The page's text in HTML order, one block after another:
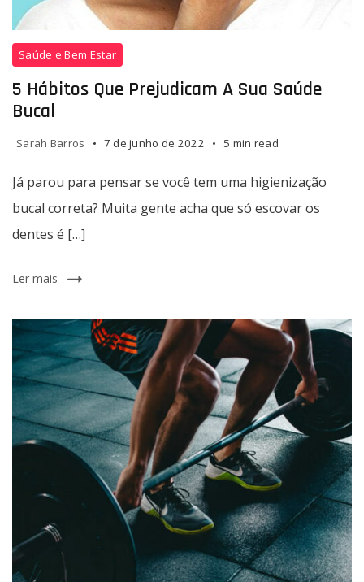
Saúde e Bem Estar
5 Hábitos Que Prejudicam A Sua Saúde
Bucal
Sarah Barros 7 de junho de 2022 5 min read
Já parou para pensar se você tem uma higienização
bucal correta? Muita gente acha que só escovar os
dentes é […]
Ler mais